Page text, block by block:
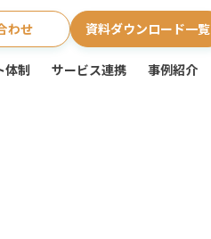
体制 サービス連携 事例紹介
わせ 資料ダウンロード一覧